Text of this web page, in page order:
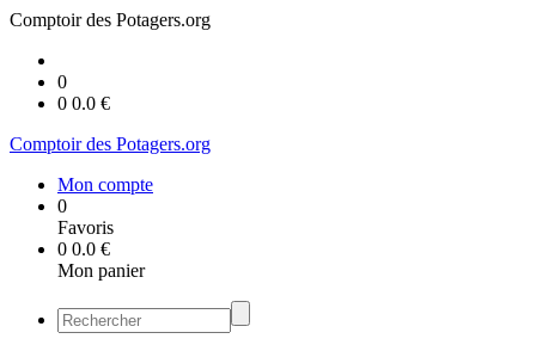
Comptoir des Potagers.org
0
0 0.0 €
Comptoir des Potagers.org
Mon compte
0
Favoris
0 0.0 €
Mon panier